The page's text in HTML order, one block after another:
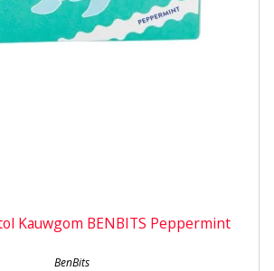
Kauwgom BENBITS Peppermint
BenBits